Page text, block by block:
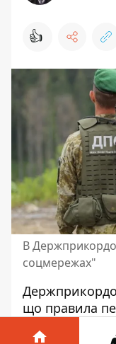
👍
В
соцмережах"
що правила
для людей з